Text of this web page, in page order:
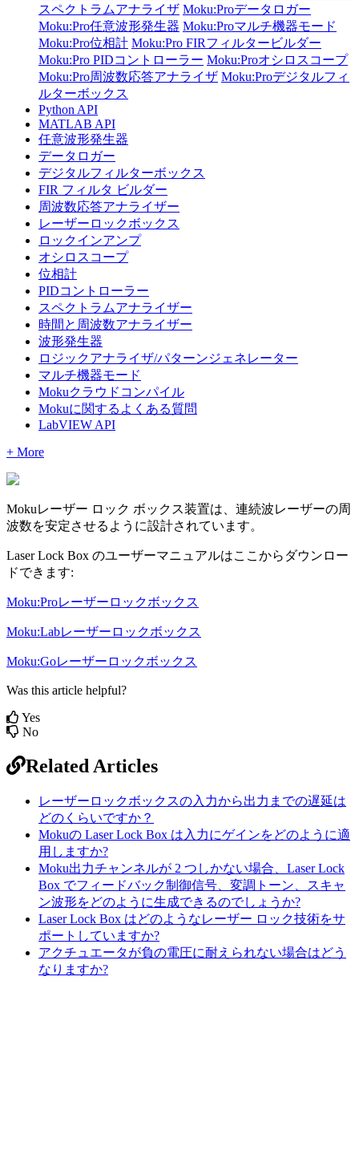
スペクトラムアナライザ Moku:Proデータロガー
Moku:Pro任意波形発生器 Moku:Proマルチ機器モード
Moku:Pro位相計 Moku:Pro FIRフィルタービルダー
Moku:Pro PIDコントローラー Moku:Proオシロスコープ
Moku:Pro周波数応答アナライザ Moku:Proデジタルフィ
ルターボックス
Python API
MATLAB API
任意波形発生器
データロガー
デジタルフィルターボックス
FIR フィルタ ビルダー
周波数応答アナライザー
レーザーロックボックス
ロックインアンプ
オシロスコープ
位相計
PIDコントローラー
スペクトラムアナライザー
時間と周波数アナライザー
波形発生器
ロジックアナライザ/パターンジェネレーター
マルチ機器モード
Mokuクラウドコンパイル
Mokuに関するよくある質問
LabVIEW API
+ More
Mokuレーザー ロック ボックス装置は、連続波レーザーの周
波数を安定させるように設計されています。
Laser Lock Box のユーザーマニュアルはここからダウンロー
ドできます:
Moku:Proレーザーロックボックス
Moku:Labレーザーロックボックス
Moku:Goレーザーロックボックス
Was this article helpful?
Yes
No
Related Articles
レーザーロックボックスの入力から出力までの遅延は
どのくらいですか？
Mokuの Laser Lock Box は入力にゲインをどのように適
用しますか?
Moku出力チャンネルが 2 つしかない場合、Laser Lock
Box でフィードバック制御信号、変調トーン、スキャ
ン波形をどのように生成できるのでしょうか?
Laser Lock Box はどのようなレーザー ロック技術をサ
ポートしていますか?
アクチュエータが負の電圧に耐えられない場合はどう
なりますか?